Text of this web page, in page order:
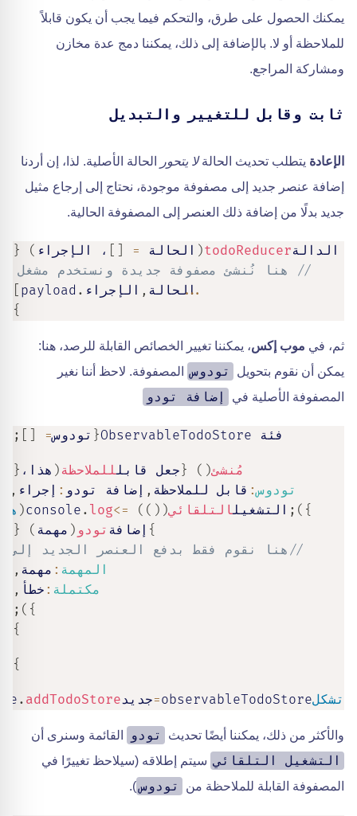
يمكنك الحصول على طرق، والتحكم فيما يجب أن يكون قابلاً
للملاحظة أو لا. بالإضافة إلى ذلك، يمكننا دمج عدة مخازن
ومشاركة المراجع.
ثابت وقابل للتغيير والتبديل
الإعادة يتطلب تحديث الحالةلا يتحور
الحالة الأصلية. لذا، إن أردنا
إضافة عنصر جديد إلى مصفوفة موجودة، نحتاج إلى إرجاع مثيل
جديد بدلًا من إضافة ذلك العنصر إلى المصفوفة الحالية.
الدالةtodoReducer
( الحالة = ، الإجراء )
{
// هنا نُنشئ مصفوفة جديدة ونستخدم مشغل
...الحالة , الإجراء .
payload
}
ثم، في موب إكس، يمكننا تغيير الخصائص القابلة للرصد، هنا:
يمكن أن نقوم بتحويل
تودوس
المصفوفة. لاحظ أننا نغير
المصفوفة الأصلية في
إضافة تودو
فئة ObservableTodoStore { تودوس=
;
مُنشئ(
)
{ جعل قابلللملاحظة ( هذا، {
تودوس: قابل للملاحظة , إضافة تودو : إجراء ,
}
)
; التشغيلالتلقائي(
(
)
)
=>
console . log
(
} إضافة تودو ( مهمة )
{
// هنا نقوم فقط بدفع العنصر الجديد إلى
المهمة : مهمة ,
مكتملة : خطأ ,
}
)
;
}
}
تشكلobservableTodoStore
=جديد . addTodoStore
والأكثر من ذلك، يمكننا أيضًا تحديث تودو القائمة وسنرى أن
التشغيل التلقائي سيتم إطلاقه (سيلاحظ تغييرًا في
المصفوفة القابلة للملاحظة من
تودوس ).